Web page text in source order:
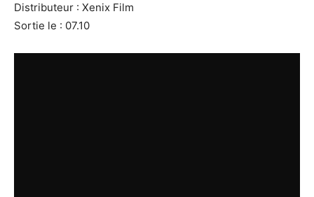
Distributeur : Xenix Film
Sortie le : 07.10